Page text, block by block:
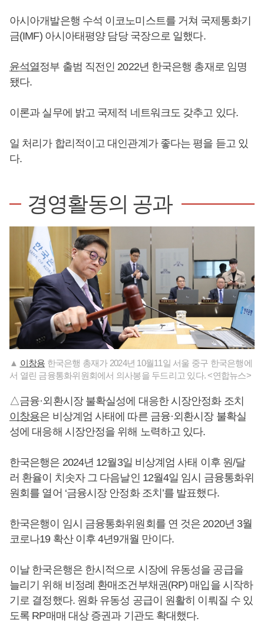
아시아개발은행 수석 이코노미스트를 거쳐 국제통화기
금(IMF) 아시아태평양 담당 국장으로 일했다.
윤석열정부 출범 직전인 2022년 한국은행 총재로 임명
됐다.
이론과 실무에 밝고 국제적 네트워크도 갖추고 있다.
일 처리가 합리적이고 대인관계가 좋다는 평을 듣고 있
다.
경영활동의 공과
▲ 이창용 한국은행 총재가 2024년 10월11일 서울 중구 한국은행에
서 열린 금융통화위원회에서 의사봉을 두드리고 있다. <연합뉴스>
△금융·외환시장 불확실성에 대응한 시장안정화 조치
이창용은 비상계엄 사태에 따른 금융·외환시장 불확실
성에 대응해 시장안정을 위해 노력하고 있다.
한국은행은 2024년 12월3일 비상계엄 사태 이후 원/달
러 환율이 치솟자 그 다음날인 12월4일 임시 금융통화위
원회를 열어 ‘금융시장 안정화 조치’를 발표했다.
한국은행이 임시 금융통화위원회를 연 것은 2020년 3월
코로나19 확산 이후 4년9개월 만이다.
이날 한국은행은 한시적으로 시장에 유동성을 공급을
늘리기 위해 비정례 환매조건부채권(RP) 매입을 시작하
기로 결정했다. 원화 유동성 공급이 원활히 이뤄질 수 있
도록 RP매매 대상 증권과 기관도 확대했다.